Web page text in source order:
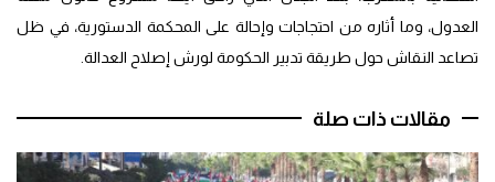
العدول، وما أثاره من احتجاجات وإحالة على المحكمة الدستورية، في ظل
تصاعد النقاش حول طريقة تدبير الحكومة لورش إصلاح العدالة.
مقالات ذات صلة